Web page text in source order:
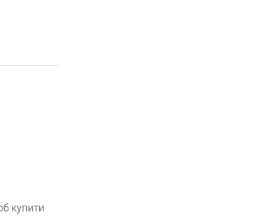
купити